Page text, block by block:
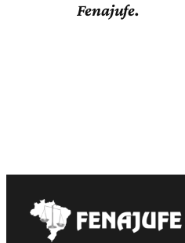
Fenajufe.